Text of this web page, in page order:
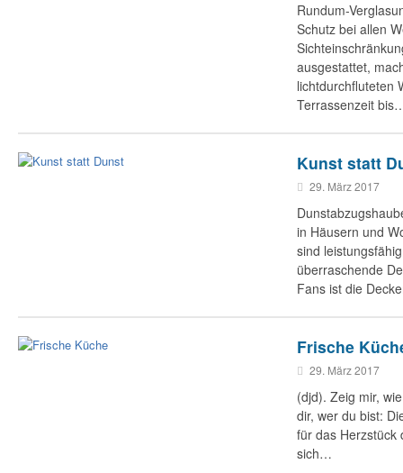
Rundum-
Schutz bei allen
ausgestattet,
lichtdurchfluteten
Terrassenzeit
Kunst statt
29. März 2017
in Häusern und
sind
überraschende
Fans ist die
Frische
29. März 2017
(djd). Zeig mir,
dir, wer du bist:
für das Herzstück
sich…